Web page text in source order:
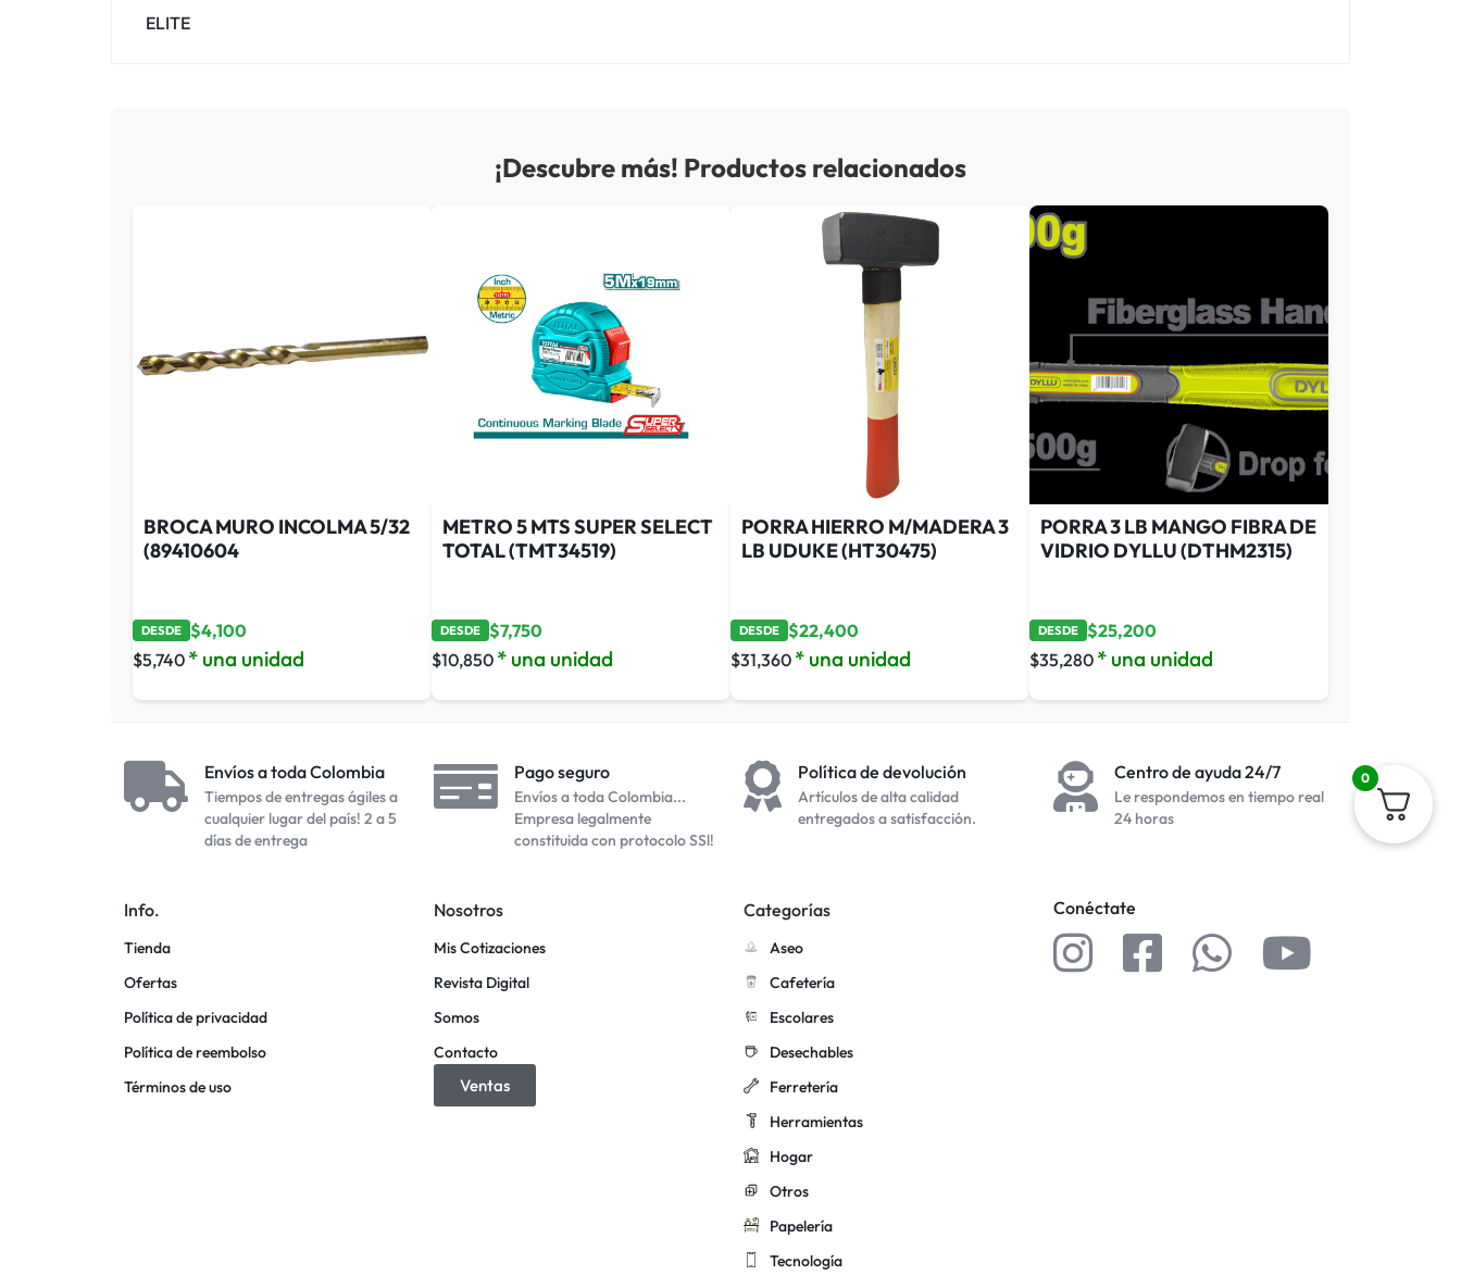
ELITE
¡Descubre más! Productos relacionados
BROCA MURO INCOLMA 5/32
(89410604
DESDE $4,100
$5,740 * una unidad
METRO 5 MTS SUPER SELECT
TOTAL (TMT34519)
DESDE $7,750
$10,850 * una unidad
PORRA HIERRO M/MADERA 3
LB UDUKE (HT30475)
DESDE $22,400
$31,360 * una unidad
PORRA 3 LB MANGO FIBRA DE
VIDRIO DYLLU (DTHM2315)
DESDE $25,200
$35,280 * una unidad
Envíos a toda Colombia
Tiempos de entregas ágiles a
cualquier lugar del país! 2 a 5
días de entrega
Pago seguro
Envíos a toda Colombia...
Empresa legalmente
constituida con protocolo SSl!
Política de devolución
Artículos de alta calidad
entregados a satisfacción.
Centro de ayuda 24/7
Le respondemos en tiempo real
24 horas
Info.
Tienda
Ofertas
Política de privacidad
Política de reembolso
Términos de uso
Nosotros
Mis Cotizaciones
Revista Digital
Somos
Contacto
Ventas
Categorías
Aseo
Cafetería
Escolares
Desechables
Ferretería
Herramientas
Hogar
Otros
Papelería
Tecnología
Conéctate
0